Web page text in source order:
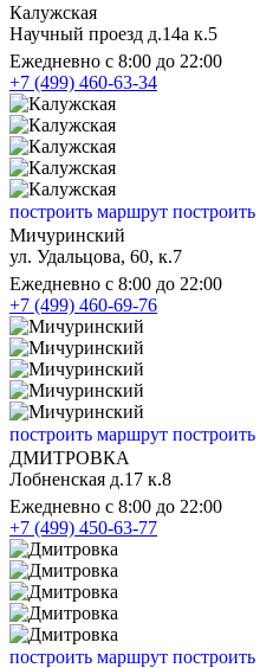
Калужская
Научный проезд д.14а к.5
Ежедневно с 8:00 до 22:00
+7 (499) 460-63-34
построить маршрут
Мичуринский
ул. Удальцова, 60, к.7
Ежедневно с 8:00 до 22:00
+7 (499) 460-69-76
построить маршрут
ДМИТРОВКА
Лобненская д.17 к.8
Ежедневно с 8:00 до 22:00
+7 (499) 450-63-77
построить маршрут